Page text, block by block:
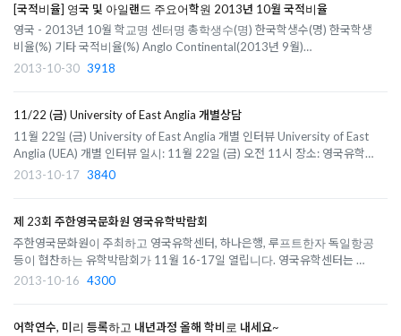
[국적비율] 영국 및 아일랜드 주요어학원 2013년 10월 국적비율
영국 - 2013년 10월 학교명 센터명 총학생수(명) 한국학생수(명) 한국학생
비율(%) 기타 국적비율(%) Anglo Continental(2013년 9월)
Bournemouth 396 32 8.1% 콜롬비아 12%, 사우디 아라비아 10%, 스위
2013-10-30 3918
11/22 (금) University of East Anglia 개별상담
11월 22일 (금) University of East Anglia 개별 인터뷰 University of East
Anglia (UEA) 개별 인터뷰 일시: 11월 22일 (금) 오전 11시 장소: 영국유학
센터 강남본사(강남 교보센터 맞은편) 대상: University of East Anglia
2013-10-17 3840
제 23회 주한영국문화원 영국유학박람회
주한영국문화원이 주최하고 영국유학센터, 하나은행, 루프트한자 독일항공
등이 협찬하는 유학박람회가 11월 16-17일 열립니다. 영국유학센터는 이
박람회에 참가하는 Institute of Education (IOE), University of London,
2013-10-16 4300
어학연수, 미리 등록하고 내년과정 올해 학비로 내세요~